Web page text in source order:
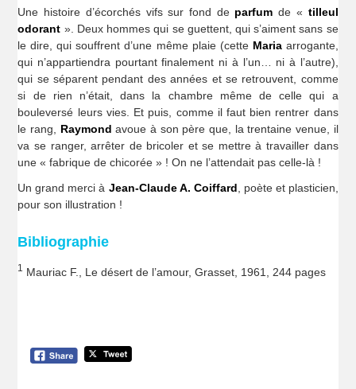
Une histoire d’écorchés vifs sur fond de parfum de « tilleul
odorant ». Deux hommes qui se guettent, qui s’aiment sans se
le dire, qui souffrent d’une même plaie (cette Mariaarrogante,
qui n’appartiendra pourtant finalement ni à l’un… ni à l’autre),
qui se séparent pendant des années et se retrouvent, comme
si de rien n’était, dans la chambre même de celle qui a
bouleversé leurs vies. Et puis, comme il faut bien rentrer dans
le rang, Raymond avoue à son père que, la trentaine venue, il
va se ranger, arrêter de bricoler et se mettre à travailler dans
une « fabrique de chicorée » ! On ne l’attendait pas celle-là !
Un grand merci à Jean-Claude A. Coiffard, poète et plasticien,
pour son illustration !
Bibliographie
1 Mauriac F., Le désert de l’amour, Grasset, 1961, 244 pages